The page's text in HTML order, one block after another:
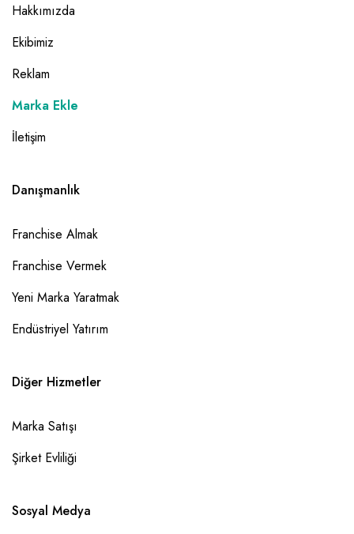
Hakkımızda
Ekibimiz
Reklam
Marka Ekle
İletişim
Danışmanlık
Franchise Almak
Franchise Vermek
Yeni Marka Yaratmak
Endüstriyel Yatırım
Diğer Hizmetler
Marka Satışı
Şirket Evliliği
Sosyal Medya